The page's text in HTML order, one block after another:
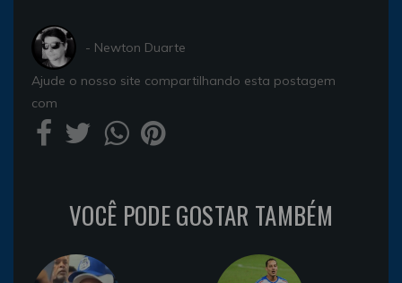
- Newton Duarte
Ajude o nosso site compartilhando esta postagem
com
VOCÊ PODE GOSTAR TAMBÉM